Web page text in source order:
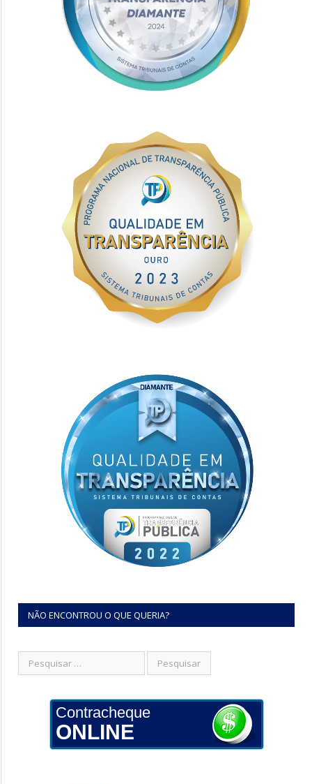
NÃO ENCONTROU O QUE QUERIA?
Contracheque
ONLINE